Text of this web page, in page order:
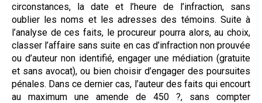
circonstances, la date et l’heure de l’infraction, sans
oublier les noms et les adresses des témoins. Suite à
l’analyse de ces faits, le procureur pourra alors, au choix,
classer l’affaire sans suite en cas d’infraction non prouvée
ou d’auteur non identifié, engager une médiation (gratuite
et sans avocat), ou bien choisir d’engager des poursuites
pénales. Dans ce dernier cas, l’auteur des faits qui encourt
au maximum une amende de 450 ?, sans compter